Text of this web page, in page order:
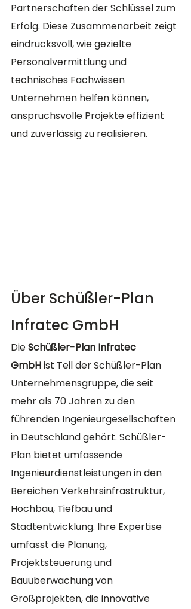
Partnerschaften der Schlüssel zum
Erfolg. Diese Zusammenarbeit zeigt
eindrucksvoll, wie gezielte
Personalvermittlung und
technisches Fachwissen
Unternehmen helfen können,
anspruchsvolle Projekte effizient
und zuverlässig zu realisieren.
Über Schüßler-Plan
Infratec GmbH
Die Schüßler-Plan Infratec
GmbH ist Teil der Schüßler-Plan
Unternehmensgruppe, die seit
mehr als 70 Jahren zu den
führenden Ingenieurgesellschaften
in Deutschland gehört. Schüßler-
Plan bietet umfassende
Ingenieurdienstleistungen in den
Bereichen Verkehrsinfrastruktur,
Hochbau, Tiefbau und
Stadtentwicklung. Ihre Expertise
umfasst die Planung,
Projektsteuerung und
Bauüberwachung von
Großprojekten, die innovative